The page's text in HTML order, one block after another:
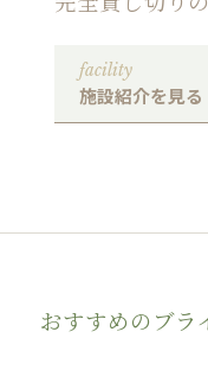
facility
施設紹介を見る
おすすめのブラ